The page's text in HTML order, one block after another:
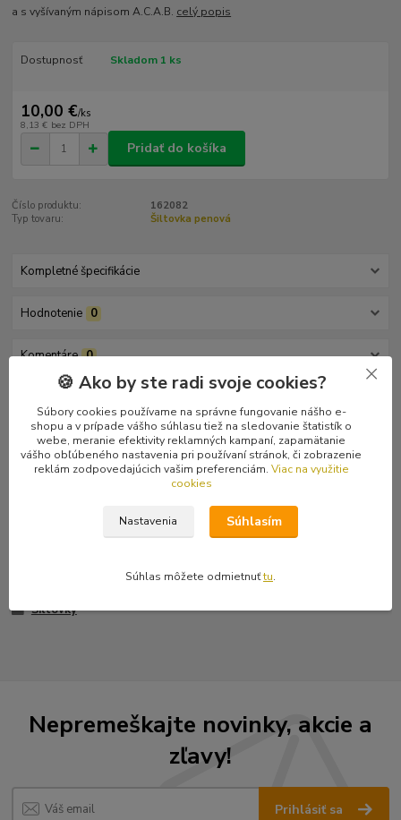
a s vyšívaným nápisom A.C.A.B. celý popis
Dostupnosť Skladom 1 ks
10,00 €/ks
8,13 € bez DPH
Pridať do košíka
Číslo produktu:
162082
Typ tovaru:
Šiltovka penová
Kompletné špecifikácie
Hodnotenie 0
Komentáre 0
Kompletné špecifikácie
Posledný kus oranžovo bielej sieťkovanej šiltovky s penovým
predkom a s vyšívaným nápisom A.C.A.B.
Šiltovky
Nepremeškajte novinky, akcie a
zľavy!
Prihlásiť sa
🍪 Ako by ste radi svoje cookies?
Súbory cookies používame na správne fungovanie nášho e-
shopu a v prípade vášho súhlasu tiež na sledovanie štatistík o
webe, meranie efektivity reklamných kampaní, zapamätanie
vášho obľúbeného nastavenia pri používaní stránok, či zobrazenie
reklám zodpovedajúcich vašim preferenciám. Viac na využitie
cookies
Nastavenia Súhlasím
Súhlas môžete odmietnuťtu.